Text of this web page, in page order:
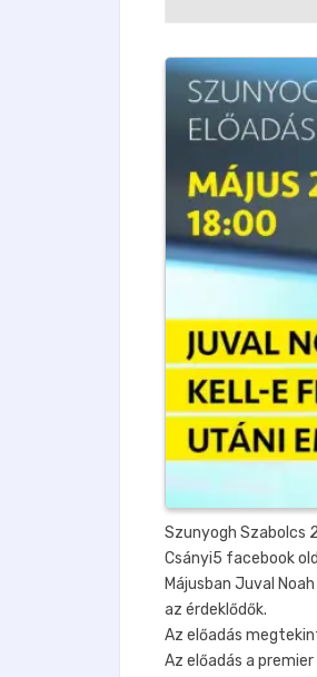
Szunyogh Szabolcs
Csányi5 facebook
Májusban Juval
az érdeklődők.
Az előadás
Az előadás a